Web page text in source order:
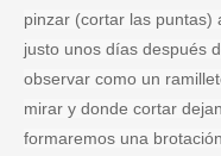
pinzar (cortar las puntas)
justo unos días después
observar como un
mirar y donde cortar
formaremos una